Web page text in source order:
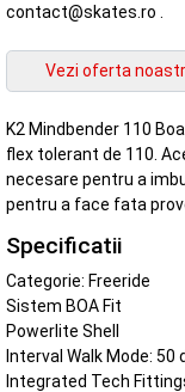
contact@skates.ro .
K2 Mindbender 110
flex tolerant de 110.
necesare pentru a
pentru a face fata
Specificatii
Categorie: Freeride
Sistem BOA Fit
Powerlite Shell
Interval Walk Mode: 50
Integrated Tech